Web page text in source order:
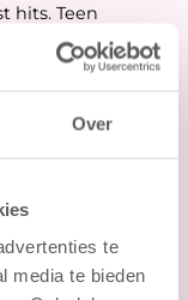
Over
te
media te bieden
hits. Teen
chips. Would you
are the
soufflé) +